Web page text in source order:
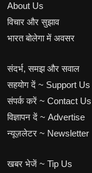
About Us
विचार और सुझाव
भारत बोलेगा में अवसर
संदर्भ, समझ और सवाल
सहयोग दें ~ Support Us
संपर्क करें ~ Contact Us
विज्ञापन दें ~ Advertise
न्यूज़लेटर ~ Newsletter
खबर भेजें ~ Tip Us